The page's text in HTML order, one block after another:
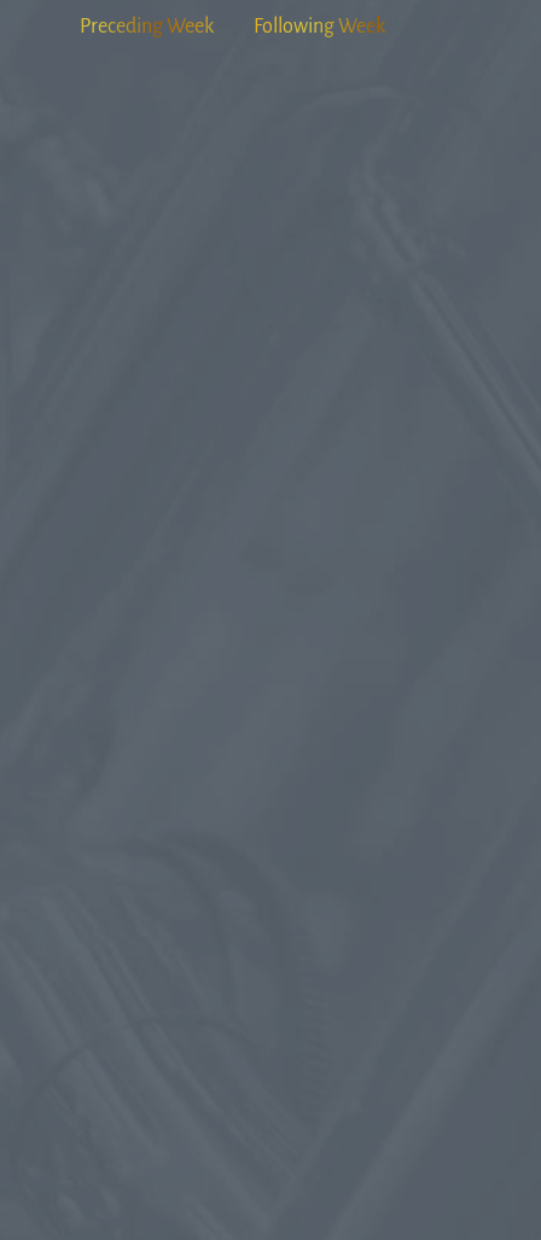
Preceding Week Following Week